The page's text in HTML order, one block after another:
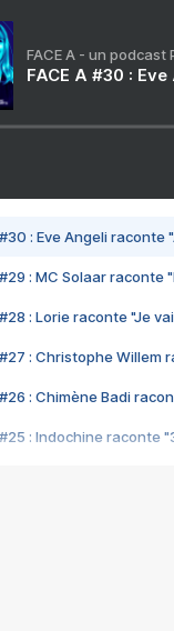
FACE A - un podcast
FACE A #30 :
#30 : Eve Angeli raconte
#29 : MC Solaar raconte
#28 : Lorie raconte "Je
#27 : Christophe Willem
#26 : Chimène Badi
#25 : Indochine raconte